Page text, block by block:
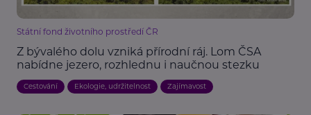
Státní fond životního prostředí ČR
Z bývalého dolu vzniká přírodní ráj. Lom ČSA
nabídne jezero, rozhlednu i naučnou stezku
Cestování Ekologie, udržitelnost Zajímavost